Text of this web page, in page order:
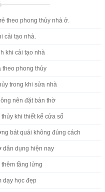
theo phong thủy nhà ở.
cải tạo nhà.
khi cải tạo nhà
theo phong thủy
trong khi sửa nhà
nên đặt bàn thờ
khi thiết kế cửa sổ
bát quái không đúng cách
dân dụng hiện nay
tầng lửng
dạy học đẹp